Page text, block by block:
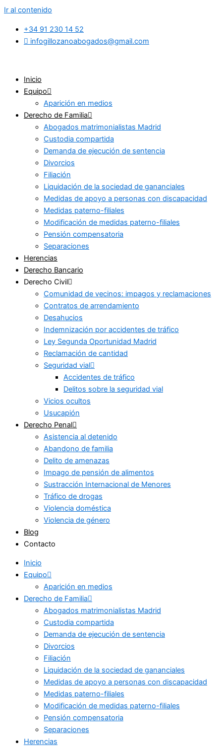
Ir al contenido
+34 91 230 14 52
infogillozanoabogados@gmail.com
Inicio
Equipo
Aparición en medios
Derecho de Familia
Abogados matrimonialistas Madrid
Custodia compartida
Demanda de ejecución de sentencia
Divorcios
Filiación
Liquidación de la sociedad de gananciales
Medidas de apoyo a personas con discapacidad
Medidas paterno-filiales
Modificación de medidas paterno-filiales
Pensión compensatoria
Separaciones
Herencias
Derecho Bancario
Derecho Civil
Comunidad de vecinos: impagos y reclamaciones
Contratos de arrendamiento
Desahucios
Indemnización por accidentes de tráfico
Ley Segunda Oportunidad Madrid
Reclamación de cantidad
Seguridad vial
Accidentes de tráfico
Delitos sobre la seguridad vial
Vicios ocultos
Usucapión
Derecho Penal
Asistencia al detenido
Abandono de familia
Delito de amenazas
Impago de pensión de alimentos
Sustracción Internacional de Menores
Tráfico de drogas
Violencia doméstica
Violencia de género
Blog
Contacto
Inicio
Equipo
Aparición en medios
Derecho de Familia
Abogados matrimonialistas Madrid
Custodia compartida
Demanda de ejecución de sentencia
Divorcios
Filiación
Liquidación de la sociedad de gananciales
Medidas de apoyo a personas con discapacidad
Medidas paterno-filiales
Modificación de medidas paterno-filiales
Pensión compensatoria
Separaciones
Herencias